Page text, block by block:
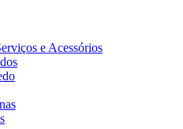
e Acessórios